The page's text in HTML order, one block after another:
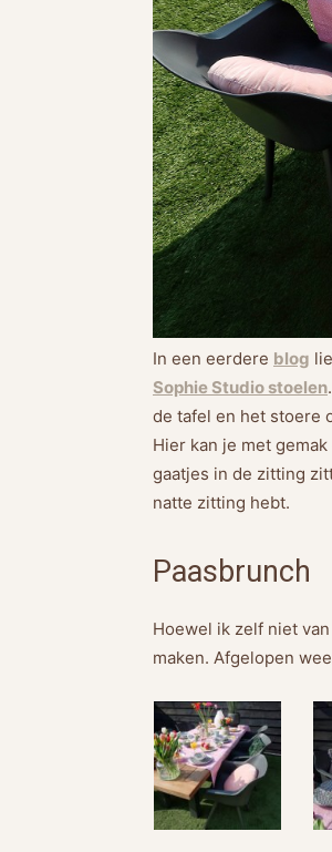
In een eerdere blog
Sophie Studio stoelen
de tafel en het stoere
Hier kan je met
gaatjes in de zitting
natte zitting hebt.
Paasbrunch
Hoewel ik zelf niet
maken. Afgelopen